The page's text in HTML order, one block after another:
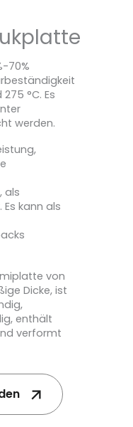
70%
°C. Es
werden.
als
kann als
von
Dicke, ist
enthält
verformt